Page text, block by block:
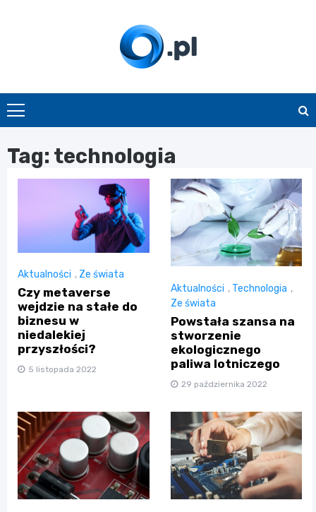
O.pl
Tag: technologia
Aktualności , Ze świata
Czy metaverse
wejdzie na stałe do
biznesu w
niedalekiej
przyszłości?
5 listopada 2022
Aktualności , Technologia ,
Ze świata
Powstała szansa na
stworzenie
ekologicznego
paliwa lotniczego
29 października 2022